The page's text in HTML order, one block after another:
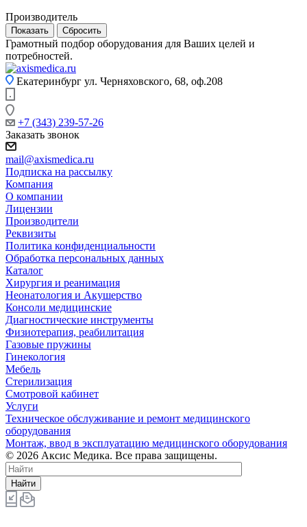
Производитель
Сбросить
Грамотный подбор оборудования для Ваших целей и
потребностей.
Екатеринбург ул. Черняховского, 68, оф.208
+7 (343) 239-57-26
Заказать звонок
mail@axismedica.ru
Подписка на рассылку
Компания
О компании
Лицензии
Производители
Реквизиты
Политика конфиденциальности
Обработка персональных данных
Каталог
Хирургия и реанимация
Неонатология и Акушерство
Консоли медицинские
Диагностические инструменты
Физиотерапия, реабилитация
Газовые пружины
Гинекология
Мебель
Стерилизация
Смотровой кабинет
Услуги
Техническое обслуживание и ремонт медицинского
оборудования
Монтаж, ввод в эксплуатацию медицинского оборудования
© 2026 Аксис Медика. Все права защищены.
Найти